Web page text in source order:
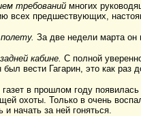
требований многих
всех предшествующих,
За две недели марта он
кабине. С полной
вести Гагарин, это как
в прошлом году
охоты. Только в очень
начать за ней гоняться.